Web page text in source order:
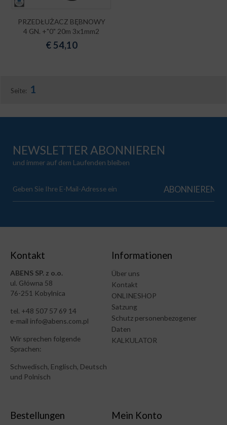
PRZEDŁUŻACZ BĘBNOWY
4 GN. +"0" 20m 3x1mm2
€54,10
Seite: 1
NEWSLETTER ABONNIEREN
und immer auf dem Laufenden bleiben
Kontakt
ABENS SP. z o.o.
ul. Główna 58
76-251 Kobylnica
tel. +48 507 57 69 14
e-mail info@abens.com.pl
Wir sprechen folgende
Sprachen:
Schwedisch, Englisch, Deutsch
und Polnisch
Informationen
Über uns
Kontakt
ONLINESHOP
Satzung
Schutz personenbezogener
Daten
KALKULATOR
Bestellungen Mein Konto